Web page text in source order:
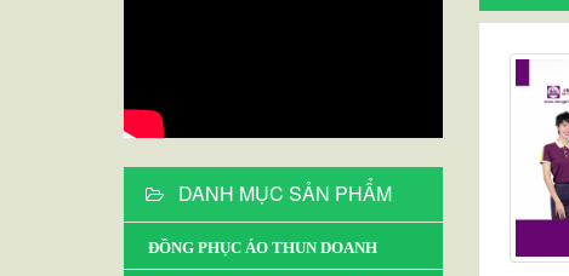
DANH MỤC SẢN PHẨM
ĐỒNG PHỤC ÁO THUN DOANH